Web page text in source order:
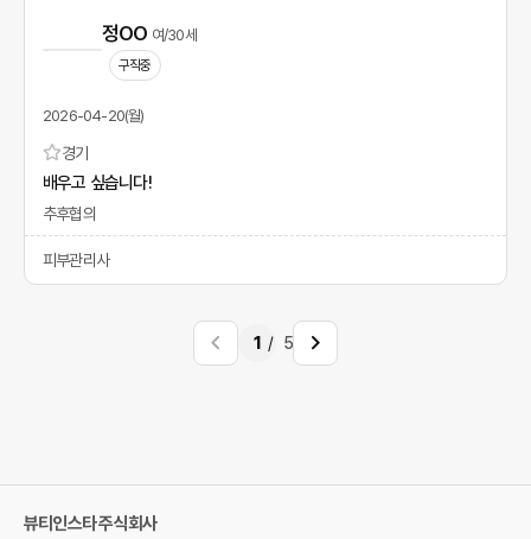
정OO 여/30세
구직중
2026-04-20(월)
경기
배우고 싶습니다!
추후협의
피부관리사
1 5
뷰티인스타 주식회사